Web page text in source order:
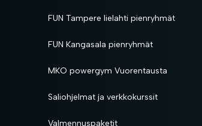
FUN Tampere lielahti pienryhmät
FUN Kangasala pienryhmät
MKO powergym Vuorentausta
Saliohjelmat ja verkkokurssit
Valmennuspaketit